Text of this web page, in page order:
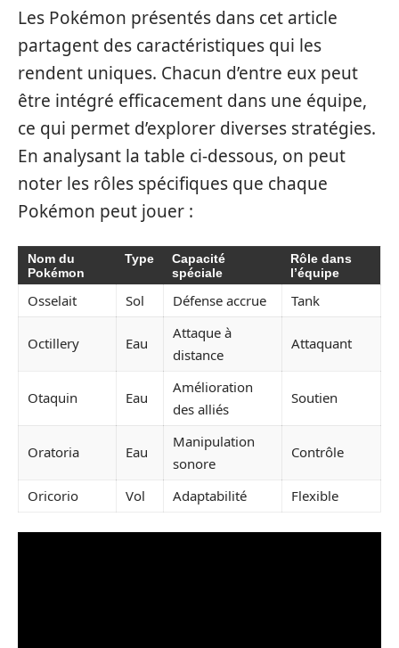
Les Pokémon présentés dans cet article
partagent des caractéristiques qui les
rendent uniques. Chacun d’entre eux peut
être intégré efficacement dans une équipe,
ce qui permet d’explorer diverses stratégies.
En analysant la table ci-dessous, on peut
noter les rôles spécifiques que chaque
Pokémon peut jouer :
Nom du
Pokémon
Type
Capacité
spéciale
Rôle dans
l’équipe
Osselait Sol Défense accrue Tank
Octillery Eau
Attaque à
distance
Attaquant
Otaquin Eau
Amélioration
des alliés
Soutien
Oratoria Eau
Manipulation
sonore
Contrôle
Oricorio Vol Adaptabilité Flexible